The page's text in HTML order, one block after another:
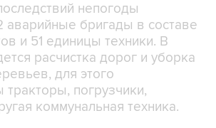
непогоды
аварийные бригады в составе
и 51 единицы техники. В
расчистка дорог и уборка
для этого
тракторы, погрузчики,
коммунальная техника.